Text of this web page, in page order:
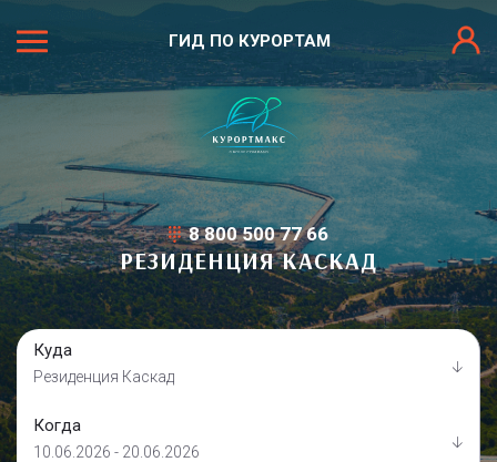
ГИД ПО КУРОРТАМ
8 800 500 77 66
РЕЗИДЕНЦИЯ КАСКАД
Куда
Резиденция Каскад
Когда
10.06.2026 - 20.06.2026